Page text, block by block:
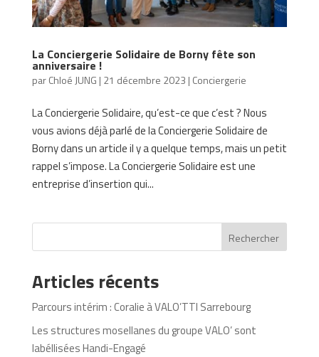
La Conciergerie Solidaire de Borny fête son
anniversaire !
parChloé JUNG | 21 décembre 2023 | Conciergerie
La Conciergerie Solidaire, qu’est-ce que c’est ? Nous
vous avions déjà parlé de la Conciergerie Solidaire de
Borny dans un article il y a quelque temps, mais un petit
rappel s’impose. La Conciergerie Solidaire est une
entreprise d’insertion qui...
Rechercher
Articles récents
Parcours intérim : Coralie à VALO’TTI Sarrebourg
Les structures mosellanes du groupe VALO’ sont
labéllisées Handi-Engagé